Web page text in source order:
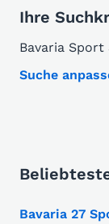
Ihre
Bavaria
Suche
Bavaria 27